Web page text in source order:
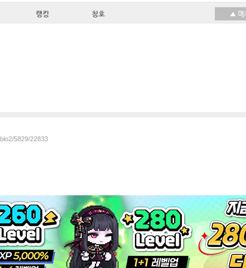
랭킹 칭호
5829/22833